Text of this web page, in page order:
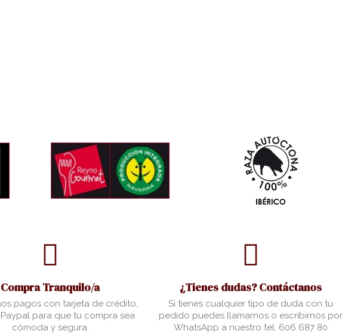
Compra Tranquilo/a
pagos con tarjeta de crédito,
Paypal para que tu compra sea
cómoda y segura.
¿Tienes dudas? Contáctanos
Si tienes cualquier tipo de duda con tu
pedido puedes llamarnos o escribirnos por
WhatsApp a nuestro tel. 606 687 80